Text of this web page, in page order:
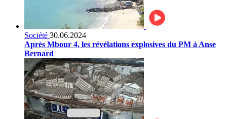
Société 30.06.2024
Après Mbour 4, les révélations explosives du PM à Anse
Bernard